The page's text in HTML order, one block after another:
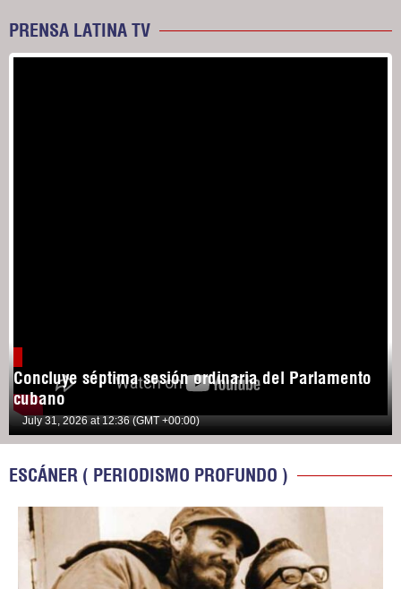
PRENSA LATINA TV
Concluye séptima sesión ordinaria del Parlamento
cubano
July 31, 2026 at 12:36 (GMT +00:00)
ESCÁNER ( PERIODISMO PROFUNDO )